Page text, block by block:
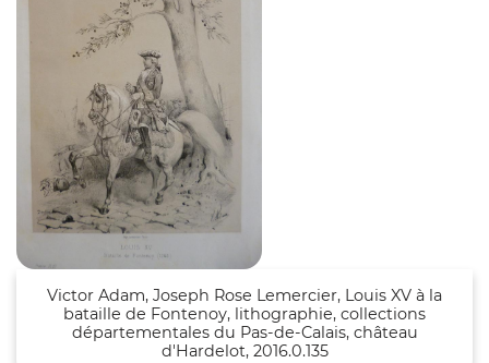
Victor Adam, Joseph Rose Lemercier, Louis XV à la
bataille de Fontenoy, lithographie, collections
départementales du Pas-de-Calais, château
d'Hardelot, 2016.0.135